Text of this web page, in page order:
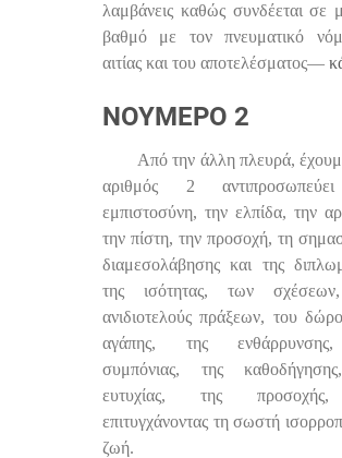
λαμβάνεις καθώς συνδέεται σε
βαθμό με τον πνευματικό
αιτίας και του αποτελέσματος—
ΝΟΎΜΕΡΟ 2
Από την άλλη πλευρά,
αριθμός 2
εμπιστοσύνη, την ελπίδα, την
την πίστη, την προσοχή, τη
διαμεσολάβησης και της
της ισότητας, των
ανιδιοτελούς πράξεων, του
αγάπης, της
συμπόνιας, της
ευτυχίας, της
επιτυγχάνοντας τη σωστή
ζωή.